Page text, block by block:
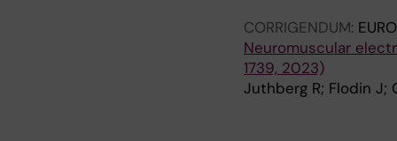
CORRIGENDUM:
Neuromuscular
1739, 2023)
Juthberg R; Flodin J;